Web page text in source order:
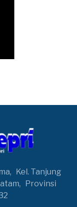
Kel. Tanjung
Provinsi